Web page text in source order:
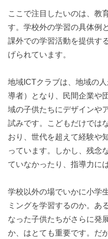
ここで注目したいのは、教
す。学校外の学習の具体例
課外での学習活動を提供す
げられています。
地域ICTクラブは、地域の
導者）となり、民間企業や
域の子供たちにデザインや
試みです。こどもだけでは
おり、世代を超えて経験や
っています。しかし、残念
ていなかったり、指導力に
学校以外の場でいかに小学
ミングを学習するのか。あ
なった子供たちがさらに発
か、はとても重要です。だ